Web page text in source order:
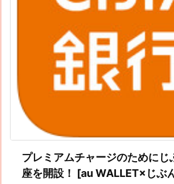
プレミアムチャージのためにじ
座を開設！ [au WALLET×じぶ